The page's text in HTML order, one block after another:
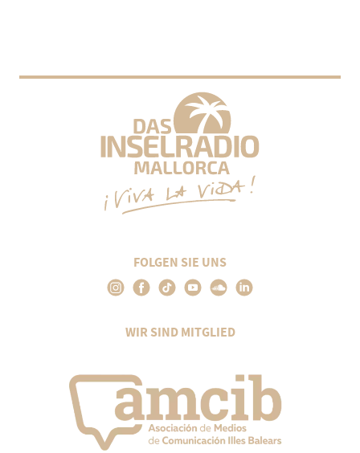
FOLGEN SIE UNS
WIR SIND MITGLIED